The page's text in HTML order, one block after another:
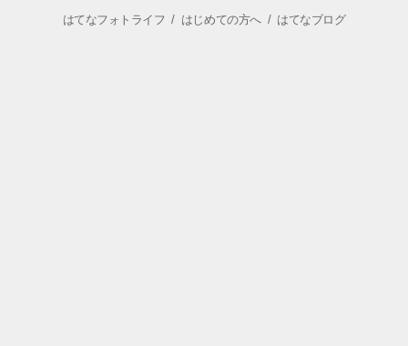
はてなフォトライフ / はじめての方へ/ はてなブログ